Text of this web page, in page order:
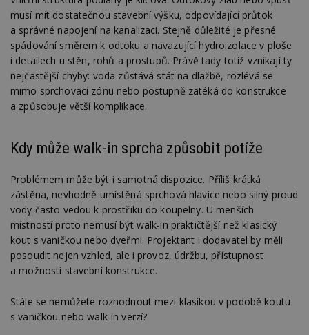
musí mít dostatečnou stavební výšku, odpovídající průtok
a správné napojení na kanalizaci. Stejně důležité je přesné
spádování směrem k odtoku a navazující hydroizolace v ploše
i detailech u stěn, rohů a prostupů. Právě tady totiž vznikají ty
nejčastější chyby: voda zůstává stát na dlažbě, rozlévá se
mimo sprchovací zónu nebo postupně zatéká do konstrukce
a způsobuje větší komplikace.
Kdy může walk-in sprcha způsobit potíže
Problémem může být i samotná dispozice. Příliš krátká
zástěna, nevhodně umístěná sprchová hlavice nebo silný proud
vody často vedou k prostřiku do koupelny. U menších
místností proto nemusí být walk-in praktičtější než klasický
kout s vaničkou nebo dveřmi. Projektant i dodavatel by měli
posoudit nejen vzhled, ale i provoz, údržbu, přístupnost
a možnosti stavební konstrukce.
Stále se nemůžete rozhodnout mezi klasikou v podobě koutu
s vaničkou nebo walk-in verzí?